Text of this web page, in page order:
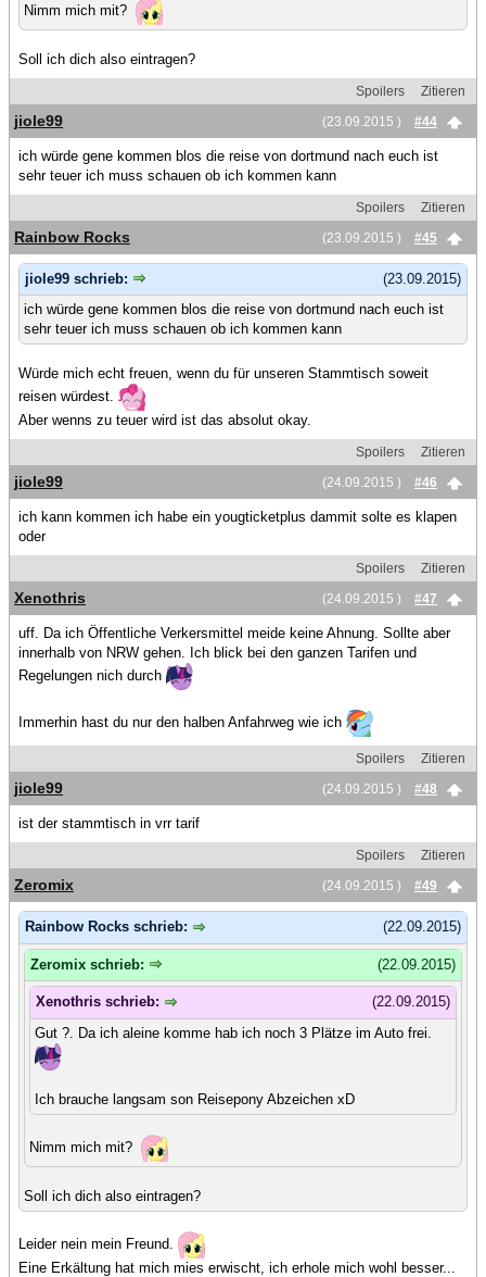
Nimm mich mit?
Soll ich dich also eintragen?
Spoilers
Zitieren
(23.09.2015 )
#44
jiole99
ich würde gene kommen blos die reise von dortmund nach euch ist
sehr teuer ich muss schauen ob ich kommen kann
Spoilers
Zitieren
(23.09.2015 )
#45
Rainbow Rocks
(23.09.2015)
jiole99 schrieb:
ich würde gene kommen blos die reise von dortmund nach euch ist
sehr teuer ich muss schauen ob ich kommen kann
Würde mich echt freuen, wenn du für unseren Stammtisch soweit
reisen würdest.
Aber wenns zu teuer wird ist das absolut okay.
Spoilers
Zitieren
(24.09.2015 )
#46
jiole99
ich kann kommen ich habe ein yougticketplus dammit solte es klapen
oder
Spoilers
Zitieren
(24.09.2015 )
#47
Xenothris
uff. Da ich Öffentliche Verkersmittel meide keine Ahnung. Sollte aber
innerhalb von NRW gehen. Ich blick bei den ganzen Tarifen und
Regelungen nich durch
Immerhin hast du nur den halben Anfahrweg wie ich
Spoilers
Zitieren
(24.09.2015 )
#48
jiole99
ist der stammtisch in vrr tarif
Spoilers
Zitieren
(24.09.2015 )
#49
Zeromix
(22.09.2015)
Rainbow Rocks schrieb:
(22.09.2015)
Zeromix schrieb:
(22.09.2015)
Xenothris schrieb:
Gut ?. Da ich aleine komme hab ich noch 3 Plätze im Auto frei.
Ich brauche langsam son Reisepony Abzeichen xD
Nimm mich mit?
Soll ich dich also eintragen?
Leider nein mein Freund.
Eine Erkältung hat mich mies erwischt, ich erhole mich wohl besser...